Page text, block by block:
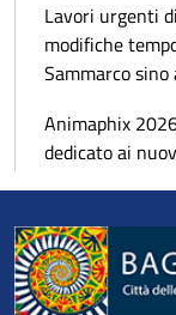
Lavori urgenti
modifiche
Sammarco
Animaphix
dedicato ai